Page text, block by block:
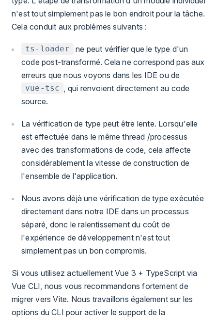
n'est tout simplement pas le bon endroit pour la tâche.
Cela conduit aux problèmes suivants :
ts-loader
ne peut vérifier que le type d'un
code post-transformé. Cela ne correspond pas aux
erreurs que nous voyons dans les IDE ou de
vue-tsc
, qui renvoient directement au code
source.
La vérification de type peut être lente. Lorsqu'elle
est effectuée dans le même thread /processus
avec des transformations de code, cela affecte
considérablement la vitesse de construction de
l'ensemble de l'application.
Nous avons déjà une vérification de type exécutée
directement dans notre IDE dans un processus
séparé, donc le ralentissement du coût de
l'expérience de développement n'est tout
simplement pas un bon compromis.
Si vous utilisez actuellement Vue 3 + TypeScript via
Vue CLI, nous vous recommandons fortement de
migrer vers Vite. Nous travaillons également sur les
options du CLI pour activer le support de la